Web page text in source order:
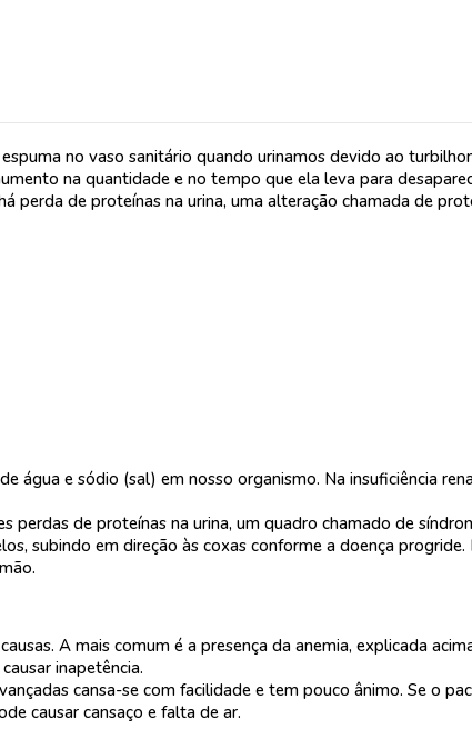
no vaso sanitário quando urinamos devido ao
na quantidade e no tempo que ela leva para
perda de proteínas na urina, uma alteração chamada de
água e sódio (sal) em nosso organismo. Na insuficiência
perdas de proteínas na urina, um quadro chamado de
subindo em direção às coxas conforme a doença
A mais comum é a presença da anemia, explicada
inapetência.
cansa-se com facilidade e tem pouco ânimo. Se o
causar cansaço e falta de ar.